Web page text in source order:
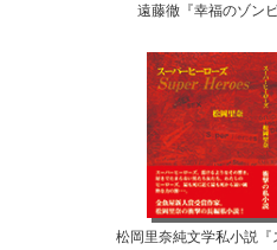
遠藤徹『幸福のゾン
松岡里奈純文学私小説『